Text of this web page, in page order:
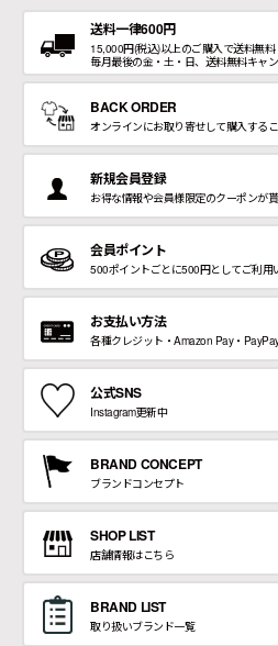
送料一律600円
15,000円(税込)以上のご購入で送料無
毎月最後の金・土・日、送料無料キャ
BACK ORDER
オンラインにお取り寄せして購入する
新規会員登録
お得な情報や会員様限定のクーポンが貰
会員ポイント
500ポイントごとに500円としてご利用
お支払い方法
各種クレジット・Amazon Pay・
公式SNS
Instagram更新中
BRAND CONCEPT
ブランドコンセプト
SHOP LIST
店舗情報はこちら
BRAND LIST
取り扱いブランド一覧